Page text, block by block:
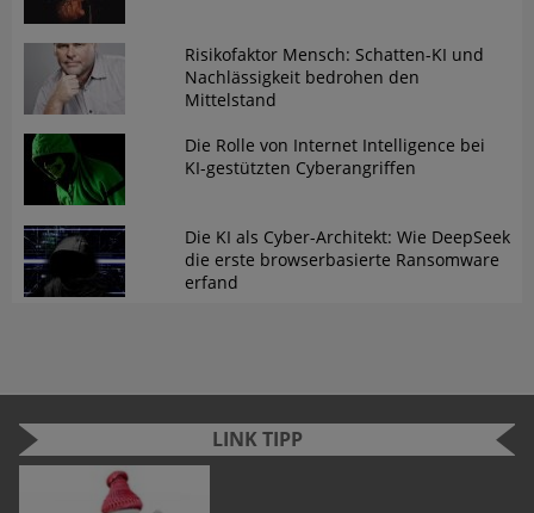
Risikofaktor Mensch: Schatten-KI und
Nachlässigkeit bedrohen den
Mittelstand
Die Rolle von Internet Intelligence bei
KI-gestützten Cyberangriffen
Die KI als Cyber-Architekt: Wie DeepSeek
die erste browserbasierte Ransomware
erfand
LINK TIPP